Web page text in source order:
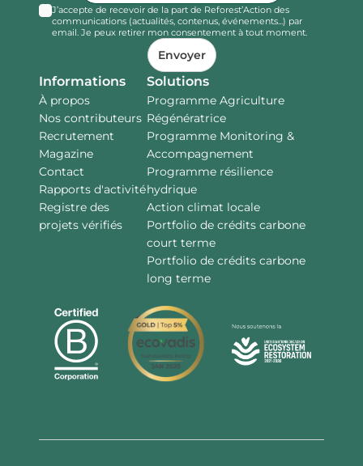
J’accepte de recevoir de la part de Reforest’Action des
communications (actualités, contenus, événements...) par
email. Je peux retirer mon consentement à tout moment.
Envoyer
Informations
À propos
Nos contributeurs
Recrutement
Magazine
Contact
Rapports d'activité
Registre des
projets vérifiés
Solutions
Programme Agriculture
Régénératrice
Programme Monitoring &
Accompagnement
Programme résilience
hydrique
Action climat locale
Portfolio de crédits carbone
court terme
Portfolio de crédits carbone
long terme